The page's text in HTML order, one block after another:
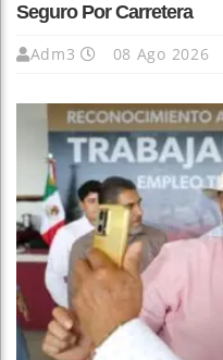
Seguro Por Carretera
Adm3 08 Ago 2026